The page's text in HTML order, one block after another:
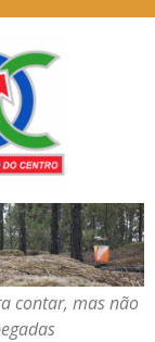
COC – CLUBE DE
ORIENTAÇÃO DO
CENTRO
Da floresta trazemos
histórias para
mas não deixamos
mais que algumas
pegadas
contar, mas não